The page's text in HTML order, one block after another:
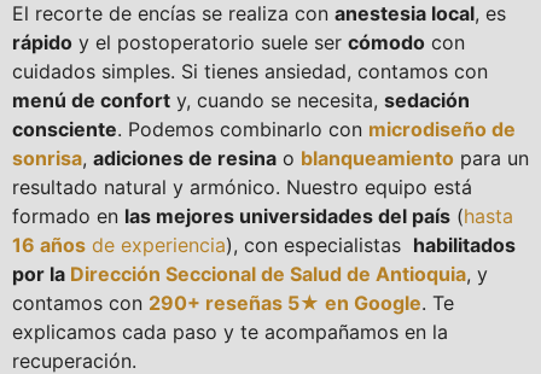
El recorte de encías se realiza con anestesia local, es
rápido y el postoperatorio suele ser cómodo con
cuidados simples. Si tienes ansiedad, contamos con
menú de confort y, cuando se necesita, sedación
consciente. Podemos combinarlo con microdiseño de
sonrisa, adiciones de resina o blanqueamiento para un
resultado natural y armónico. Nuestro equipo está
formado en las mejores universidades del país (hasta
16 años de experiencia), con especialistas habilitados
por la Dirección Seccional de Salud de Antioquia, y
contamos con 290+ reseñas 5★ en Google. Te
explicamos cada paso y te acompañamos en la
recuperación.